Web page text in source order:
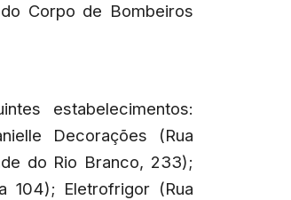
Corpo de Bombeiros
estabelecimentos:
Decorações (Rua
do Rio Branco, 233);
104); Eletrofrigor (Rua